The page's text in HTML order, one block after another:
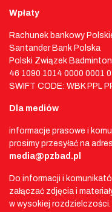
Wpłaty
Rachunek bankowy
Santander Bank Polska
Polski Związek
46 1090 1014 0000 0001
SWIFT CODE: WBK PPL
Dla mediów
informacje prasowe i
prosimy przesyłać na
media@pzbad.pl
Do informacji i
załączać zdjęcia i
w wysokiej rozdzielczości.